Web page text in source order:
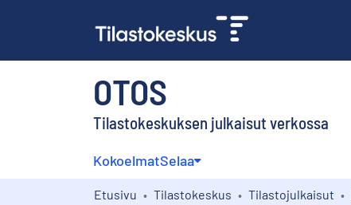
OTOS
Tilastokeskuksen julkaisut verkossa
KokoelmatSelaa
Etusivu Tilastokeskus Tilastojulkaisut